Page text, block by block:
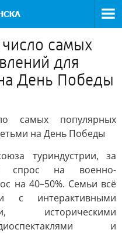
самых
для
День Победы
самых популярных
на День Победы
туриндустрии, за
спрос на военно-
на 40–50%. Семьи всё
с интерактивными
историческими
и